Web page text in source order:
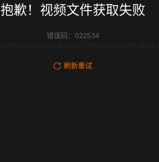
抱歉！视频文件获取失败
错误码：022534
刷新重试